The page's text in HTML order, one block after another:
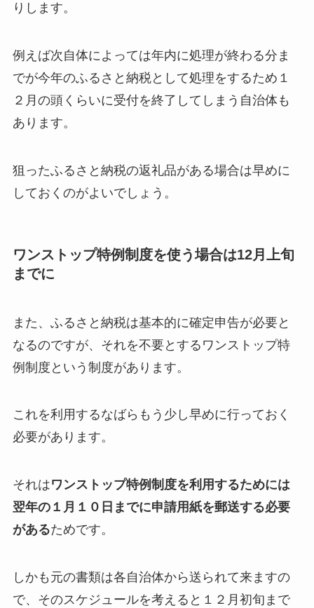
りします。
例えば次自体によっては年内に処理が終わる分ま
でが今年のふるさと納税として処理をするため１
２月の頭くらいに受付を終了してしまう自治体も
あります。
狙ったふるさと納税の返礼品がある場合は早めに
しておくのがよいでしょう。
ワンストップ特例制度を使う場合は12月上旬
までに
また、ふるさと納税は基本的に確定申告が必要と
なるのですが、それを不要とするワンストップ特
例制度という制度があります。
これを利用するなばらもう少し早めに行っておく
必要があります。
それはワンストップ特例制度を利用するためには
翌年の１月１０日までに申請用紙を郵送する必要
があるためです。
しかも元の書類は各自治体から送られて来ますの
で、そのスケジュールを考えると１２月初旬まで